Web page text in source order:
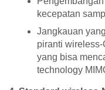
kecepatan
Jangkauan
piranti
yang bisa
technology